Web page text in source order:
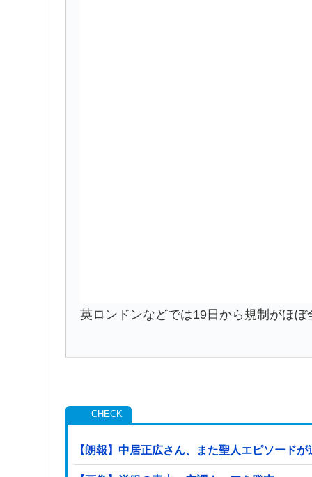
英ロンドンなどでは19日から規制がほぼ
【朗報】中居正広さん、また聖人エピソード